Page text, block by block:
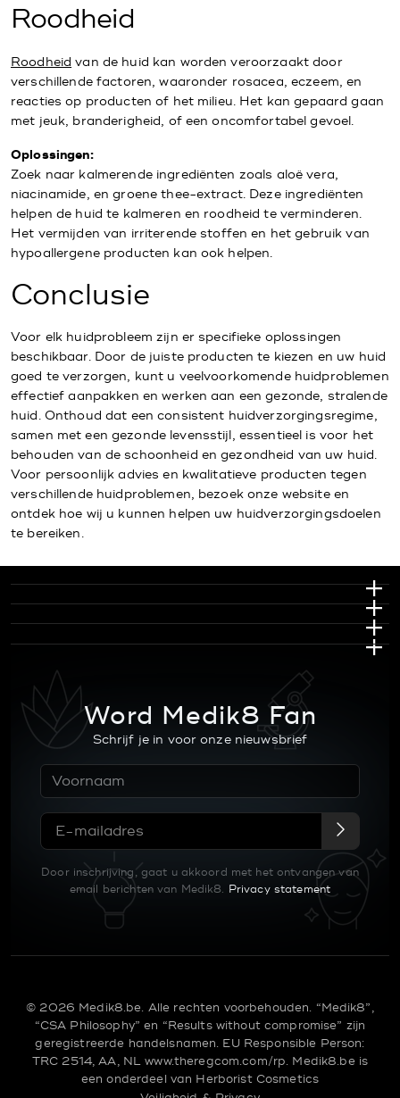
Roodheid
Roodheid van de huid kan worden veroorzaakt door
verschillende factoren, waaronder rosacea, eczeem, en
reacties op producten of het milieu. Het kan gepaard gaan
met jeuk, branderigheid, of een oncomfortabel gevoel.
Oplossingen:
Zoek naar kalmerende ingrediënten zoals aloë vera,
niacinamide, en groene thee-extract. Deze ingrediënten
helpen de huid te kalmeren en roodheid te verminderen.
Het vermijden van irriterende stoffen en het gebruik van
hypoallergene producten kan ook helpen.
Conclusie
Voor elk huidprobleem zijn er specifieke oplossingen
beschikbaar. Door de juiste producten te kiezen en uw huid
goed te verzorgen, kunt u veelvoorkomende huidproblemen
effectief aanpakken en werken aan een gezonde, stralende
huid. Onthoud dat een consistent huidverzorgingsregime,
samen met een gezonde levensstijl, essentieel is voor het
behouden van de schoonheid en gezondheid van uw huid.
Voor persoonlijk advies en kwalitatieve producten tegen
verschillende huidproblemen, bezoek onze website en
ontdek hoe wij u kunnen helpen uw huidverzorgingsdoelen
te bereiken.
Word Medik8 Fan
Schrijf je in voor onze nieuwsbrief
Door inschrijving, gaat u akkoord met het ontvangen van
email berichten van Medik8. Privacy statement
© 2026 Medik8.be. Alle rechten voorbehouden. “Medik8”,
“CSA Philosophy” en “Results without compromise” zijn
geregistreerde handelsnamen. EU Responsible Person:
TRC 2514, AA, NLwww.theregcom.com/rp. Medik8.be is
een onderdeel van Herborist Cosmetics